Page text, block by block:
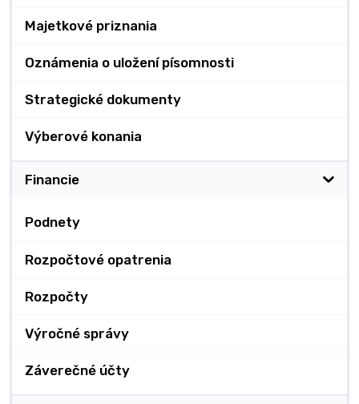
Majetkové priznania
Oznámenia o uložení písomnosti
Strategické dokumenty
Výberové konania
Financie
Podnety
Rozpočtové opatrenia
Rozpočty
Výročné správy
Záverečné účty